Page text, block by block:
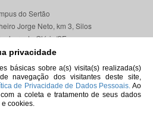
privacidade
básicas sobre a(s) visita(s) realizada(s)
navegação dos visitantes deste site,
de Privacidade de Dados Pessoais. Ao
a coleta e tratamento de seus dados
cookies.
do Sertão
Jorge Neto, km 3, Silos
da Glória/SE
49680-000
Localização